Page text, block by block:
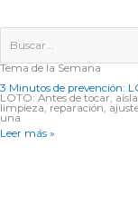
Tema de la Semana
3 Minutos de prevención:
LOTO: Antes de tocar,
limpieza, reparación,
una
Leer más »